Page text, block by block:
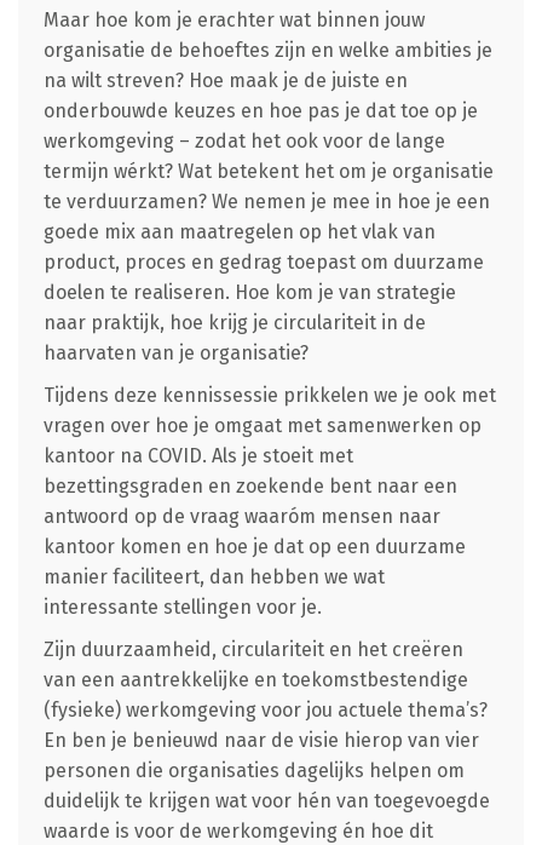
Maar hoe kom je erachter wat binnen jouw
organisatie de behoeftes zijn en welke ambities je
na wilt streven? Hoe maak je de juiste en
onderbouwde keuzes en hoe pas je dat toe op je
werkomgeving – zodat het ook voor de lange
termijn wérkt? Wat betekent het om je organisatie
te verduurzamen? We nemen je mee in hoe je een
goede mix aan maatregelen op het vlak van
product, proces en gedrag toepast om duurzame
doelen te realiseren. Hoe kom je van strategie
naar praktijk, hoe krijg je circulariteit in de
haarvaten van je organisatie?
Tijdens deze kennissessie prikkelen we je ook met
vragen over hoe je omgaat met samenwerken op
kantoor na COVID. Als je stoeit met
bezettingsgraden en zoekende bent naar een
antwoord op de vraag waaróm mensen naar
kantoor komen en hoe je dat op een duurzame
manier faciliteert, dan hebben we wat
interessante stellingen voor je.
Zijn duurzaamheid, circulariteit en het creëren
van een aantrekkelijke en toekomstbestendige
(fysieke) werkomgeving voor jou actuele thema’s?
En ben je benieuwd naar de visie hierop van vier
personen die organisaties dagelijks helpen om
duidelijk te krijgen wat voor hén van toegevoegde
waarde is voor de werkomgeving én hoe dit